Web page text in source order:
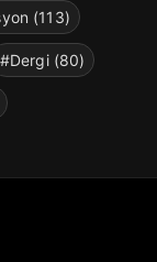
(113)
#Dergi (80)